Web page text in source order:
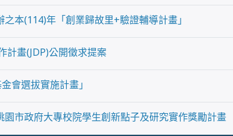
本(114)年「創業歸故里+驗證輔導計畫」
計畫(JDP)公開徵求提案
會選拔實施計畫」
園市政府大專校院學生創新點子及研究實作獎勵計畫